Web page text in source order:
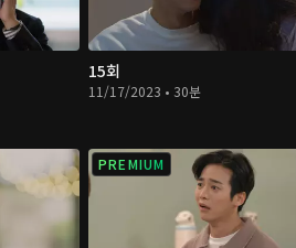
15회
11/17/2023 • 30분
PREMIUM